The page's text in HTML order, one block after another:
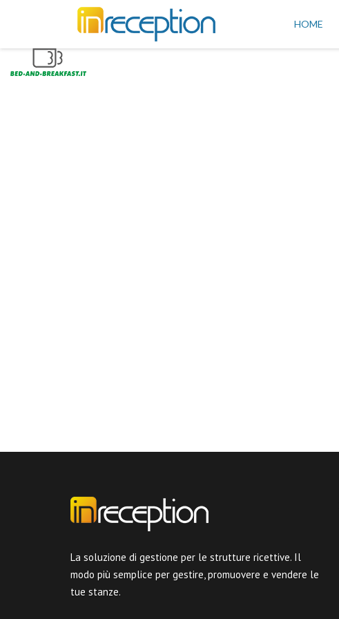
HOME
La soluzione di gestione per le strutture ricettive. Il
modo più semplice per gestire, promuovere e vendere le
tue stanze.